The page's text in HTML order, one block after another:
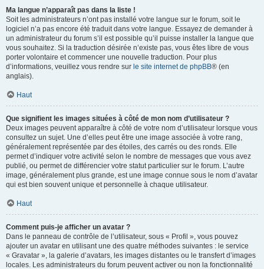
Ma langue n’apparaît pas dans la liste !
Soit les administrateurs n’ont pas installé votre langue sur le forum, soit le
logiciel n’a pas encore été traduit dans votre langue. Essayez de demander à
un administrateur du forum s’il est possible qu’il puisse installer la langue que
vous souhaitez. Si la traduction désirée n’existe pas, vous êtes libre de vous
porter volontaire et commencer une nouvelle traduction. Pour plus
d’informations, veuillez vous rendre sur le site internet de phpBB® (en
anglais).
Haut
Que signifient les images situées à côté de mon nom d’utilisateur ?
Deux images peuvent apparaître à côté de votre nom d’utilisateur lorsque vous
consultez un sujet. Une d’elles peut être une image associée à votre rang,
généralement représentée par des étoiles, des carrés ou des ronds. Elle
permet d’indiquer votre activité selon le nombre de messages que vous avez
publié, ou permet de différencier votre statut particulier sur le forum. L’autre
image, généralement plus grande, est une image connue sous le nom d’avatar
qui est bien souvent unique et personnelle à chaque utilisateur.
Haut
Comment puis-je afficher un avatar ?
Dans le panneau de contrôle de l’utilisateur, sous « Profil », vous pouvez
ajouter un avatar en utilisant une des quatre méthodes suivantes : le service
« Gravatar », la galerie d’avatars, les images distantes ou le transfert d’images
locales. Les administrateurs du forum peuvent activer ou non la fonctionnalité